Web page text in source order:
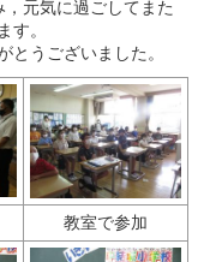
元気に過ごしてまた
す。
うございました。
教室で参加